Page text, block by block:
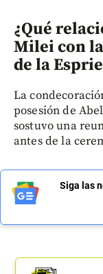
¿Qué
Milei con
de la
La
posesión de
sostuvo una
antes de la
Siga las